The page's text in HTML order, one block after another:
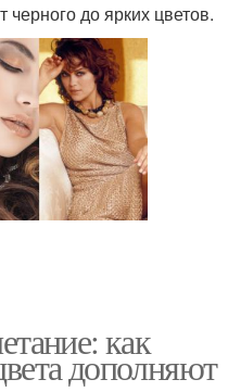
до ярких цветов.
как
дополняют